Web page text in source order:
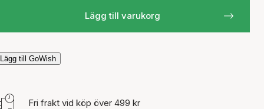
Lägg till varukorg
Lägg till GoWish
Fri frakt vid köp över 499 kr